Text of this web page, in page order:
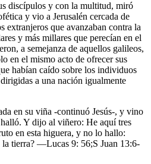
discípulos y con la multitud, miró
y vio a Jerusalén cercada de
extranjeros que avanzaban contra la
y más millares que perecían en el
a semejanza de aquellos galileos,
en el mismo acto de ofrecer sus
habían caído sobre los individuos
a una nación igualmente
en su viña -continuó Jesús-, y vino
Y dijo al viñero: He aquí tres
en esta higuera, y no lo hallo:
la tierra? —Lucas 9: 56;S Juan 13:6-